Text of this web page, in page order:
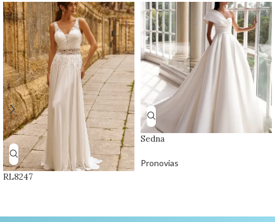
RL8247
Sedna
Pronovias